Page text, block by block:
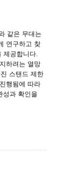
같은 무대는
연구하고 찾
제공합니다.
하려는 열망
스탠드 제한
행됨에 따라
성과 확인을